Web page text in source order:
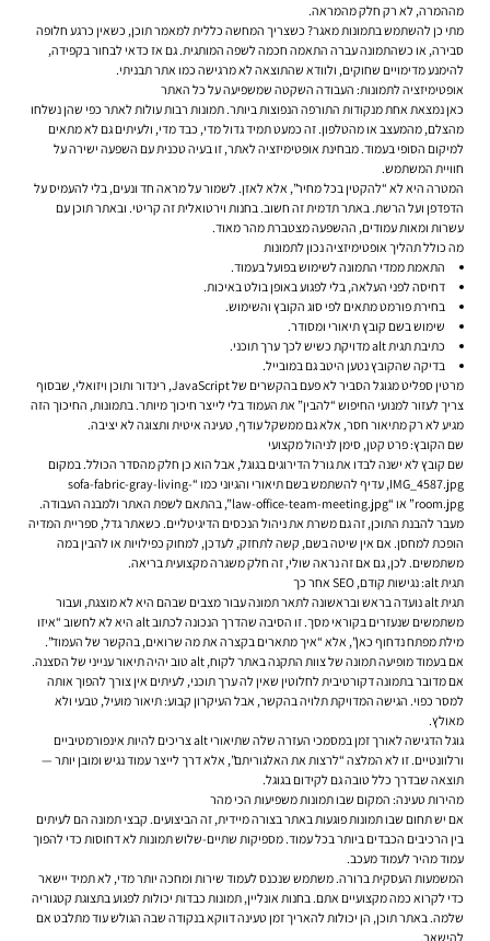
מההמרה, לא רק חלק מהמראה.
מתי כן להשתמש בתמונות מאגר? כשצריך המחשה כללית למאמר תוכן, כשאין כרגע חלופה
סבירה, או כשהתמונה עברה התאמה חכמה לשפה המותגית. גם אז כדאי לבחור בקפידה,
להימנע מדימויים שחוקים, ולוודא שהתוצאה לא מרגישה כמו אתר תבניתי.
אופטימיזציה לתמונות: העבודה השקטה שמשפיעה על כל האתר
כאן נמצאת אחת מנקודות התורפה הנפוצות ביותר. תמונות רבות עולות לאתר כפי שהן נשלחו
מהצלם, מהמעצב או מהטלפון. זה כמעט תמיד גדול מדי, כבד מדי, ולעיתים גם לא מתאים
למיקום הסופי בעמוד. מבחינת אופטימיזציה לאתר, זו בעיה טכנית עם השפעה ישירה על
חוויית המשתמש.
המטרה היא לא “להקטין בכל מחיר”, אלא לאזן. לשמור על מראה חד ונעים, בלי להעמיס על
הדפדפן ועל הרשת. באתר תדמית זה חשוב. בחנות וירטואלית זה קריטי. ובאתר תוכן עם
עשרות ומאות עמודים, ההשפעה מצטברת מהר מאוד.
מה כולל תהליך אופטימיזציה נכון לתמונות
התאמת ממדי התמונה לשימוש בפועל בעמוד.
דחיסה לפני העלאה, בלי לפגוע באופן בולט באיכות.
בחירת פורמט מתאים לפי סוג הקובץ והשימוש.
שימוש בשם קובץ תיאורי ומסודר.
כתיבת תגית alt מדויקת כשיש לכך ערך תוכני.
בדיקה שהקובץ נטען היטב גם במובייל.
מרטין ספליט מגוגל הסביר לא פעם בהקשרים של JavaScript, רינדור ותוכן ויזואלי, שבסוף
צריך לעזור למנועי החיפוש “להבין” את העמוד בלי לייצר חיכוך מיותר. בתמונות, החיכוך הזה
מגיע לא רק מתיאור חסר, אלא גם ממשקל עודף, טעינה איטית ותצוגה לא יציבה.
שם הקובץ: פרט קטן, סימן לניהול מקצועי
שם קובץ לא ישנה לבדו את גורל הדירוגים בגוגל, אבל הוא כן חלק מהסדר הכולל. במקום
IMG_4587.jpg, עדיף להשתמש בשם תיאורי והגיוני כמו “sofa-fabric-gray-living-
room.jpg” או “law-office-team-meeting.jpg”, בהתאם לשפת האתר ולמבנה העבודה.
מעבר להבנת התוכן, זה גם משרת את ניהול הנכסים הדיגיטליים. כשאתר גדל, ספריית המדיה
הופכת למחסן. אם אין שיטה בשם, קשה לתחזק, לעדכן, למחוק כפילויות או להבין במה
משתמשים. לכן, גם אם זה נראה שולי, זה חלק משגרה מקצועית בריאה.
תגית alt: נגישות קודם, SEO אחר כך
תגית alt נועדה בראש ובראשונה לתאר תמונה עבור מצבים שבהם היא לא מוצגת, ועבור
משתמשים שנעזרים בקוראי מסך. זו הסיבה שהדרך הנכונה לכתוב alt היא לא לחשוב “איזו
מילת מפתח נדחוף כאן”, אלא “איך מתארים בקצרה את מה שרואים, בהקשר של העמוד”.
אם בעמוד מופיעה תמונה של צוות התקנה באתר לקוח, alt טוב יהיה תיאור ענייני של הסצנה.
אם מדובר בתמונה דקורטיבית לחלוטין שאין לה ערך תוכני, לעיתים אין צורך להפוך אותה
למסר כפוי. הגישה המדויקת תלויה בהקשר, אבל העיקרון קבוע: תיאור מועיל, טבעי ולא
מאולץ.
גוגל הדגישה לאורך זמן במסמכי העזרה שלה שתיאורי alt צריכים להיות אינפורמטיביים
ורלוונטיים. זו לא המלצה “לרצות את האלגוריתם”, אלא דרך לייצר עמוד נגיש ומובן יותר —
תוצאה שבדרך כלל טובה גם לקידום בגוגל.
מהירות טעינה: המקום שבו תמונות משפיעות הכי מהר
אם יש תחום שבו תמונות פוגעות באתר בצורה מיידית, זה הביצועים. קבצי תמונה הם לעיתים
בין הרכיבים הכבדים ביותר בכל עמוד. מספיקות שתיים-שלוש תמונות לא דחוסות כדי להפוך
עמוד מהיר לעמוד מעכב.
המשמעות העסקית ברורה. משתמש שנכנס לעמוד שירות ומחכה יותר מדי, לא תמיד יישאר
כדי לקרוא כמה מקצועיים אתם. בחנות אונליין, תמונות כבדות יכולות לפגוע בתצוגת קטגוריה
שלמה. באתר תוכן, הן יכולות להאריך זמן טעינה דווקא בנקודה שבה הגולש עוד מתלבט אם
להישאר.